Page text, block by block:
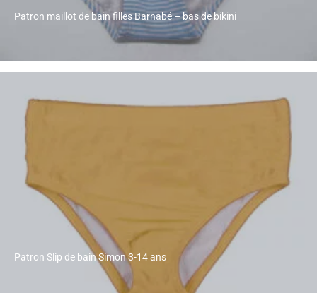
Patron maillot de bain filles Barnabé – bas de bikini
Patron Slip de bain Simon 3-14 ans